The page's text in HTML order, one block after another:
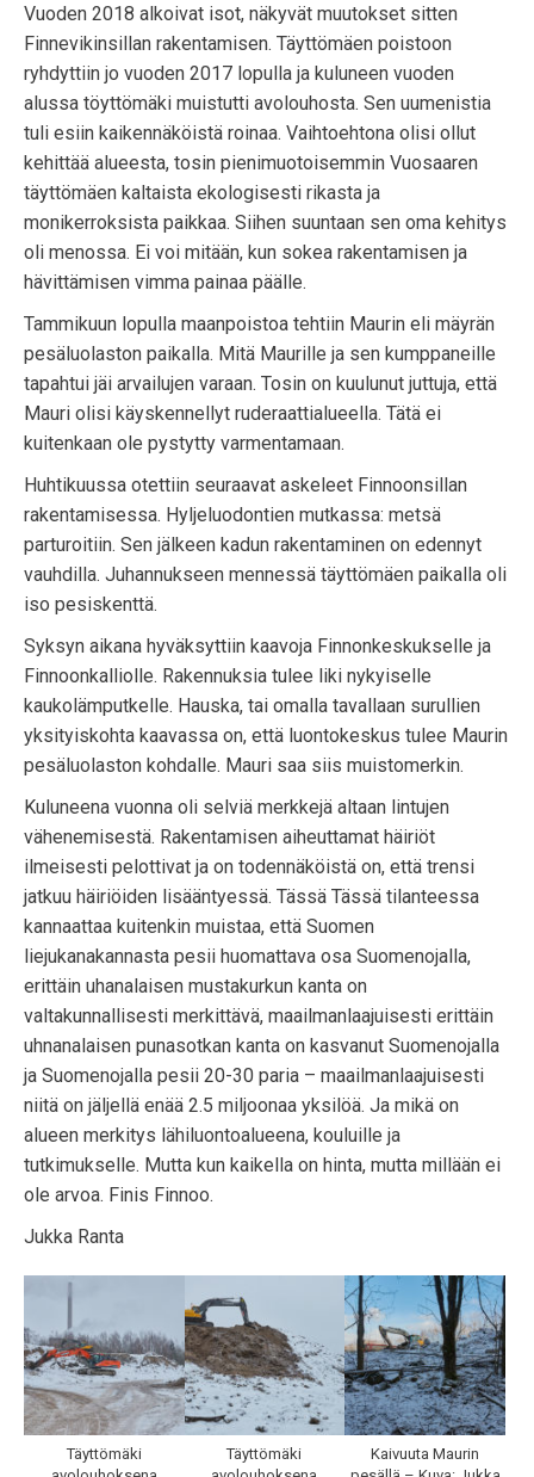
Vuoden 2018 alkoivat isot, näkyvät muutokset sitten
Finnevikinsillan rakentamisen. Täyttömäen poistoon
ryhdyttiin jo vuoden 2017 lopulla ja kuluneen vuoden
alussa töyttömäki muistutti avolouhosta. Sen uumenistia
tuli esiin kaikennäköistä roinaa. Vaihtoehtona olisi ollut
kehittää alueesta, tosin pienimuotoisemmin Vuosaaren
täyttömäen kaltaista ekologisesti rikasta ja
monikerroksista paikkaa. Siihen suuntaan sen oma kehitys
oli menossa. Ei voi mitään, kun sokea rakentamisen ja
hävittämisen vimma painaa päälle.
Tammikuun lopulla maanpoistoa tehtiin Maurin eli mäyrän
pesäluolaston paikalla. Mitä Maurille ja sen kumppaneille
tapahtui jäi arvailujen varaan. Tosin on kuulunut juttuja, että
Mauri olisi käyskennellyt ruderaattialueella. Tätä ei
kuitenkaan ole pystytty varmentamaan.
Huhtikuussa otettiin seuraavat askeleet Finnoonsillan
rakentamisessa. Hyljeluodontien mutkassa: metsä
parturoitiin. Sen jälkeen kadun rakentaminen on edennyt
vauhdilla. Juhannukseen mennessä täyttömäen paikalla oli
iso pesiskenttä.
Syksyn aikana hyväksyttiin kaavoja Finnonkeskukselle ja
Finnoonkalliolle. Rakennuksia tulee liki nykyiselle
kaukolämputkelle. Hauska, tai omalla tavallaan surullien
yksityiskohta kaavassa on, että luontokeskus tulee Maurin
pesäluolaston kohdalle. Mauri saa siis muistomerkin.
Kuluneena vuonna oli selviä merkkejä altaan lintujen
vähenemisestä. Rakentamisen aiheuttamat häiriöt
ilmeisesti pelottivat ja on todennäköistä on, että trensi
jatkuu häiriöiden lisääntyessä. Tässä Tässä tilanteessa
kannaattaa kuitenkin muistaa, että Suomen
liejukanakannasta pesii huomattava osa Suomenojalla,
erittäin uhanalaisen mustakurkun kanta on
valtakunnallisesti merkittävä, maailmanlaajuisesti erittäin
uhnanalaisen punasotkan kanta on kasvanut Suomenojalla
ja Suomenojalla pesii 20-30 paria – maailmanlaajuisesti
niitä on jäljellä enää 2.5 miljoonaa yksilöä. Ja mikä on
alueen merkitys lähiluontoalueena, kouluille ja
tutkimukselle. Mutta kun kaikella on hinta, mutta millään ei
ole arvoa. Finis Finnoo.
Jukka Ranta
Täyttömäki
Täyttömäki
Kaivuuta Maurin